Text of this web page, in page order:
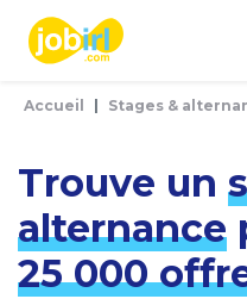
Accueil Stages &
Trouve un
alternance
25 000
Panneau de gestion des